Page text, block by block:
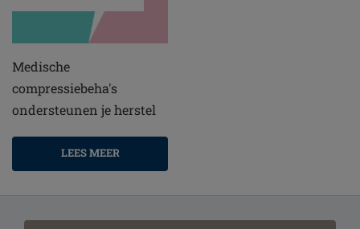
Medische
compressiebeha's
ondersteunen je herstel
LEES MEER